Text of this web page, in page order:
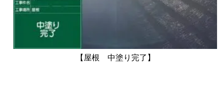
【屋根 中塗り完了】